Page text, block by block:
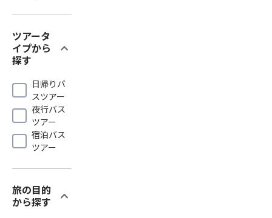
ツアータ
イプから
探す
expand_more
日帰りバ
スツアー
夜行バス
ツアー
宿泊バス
ツアー
旅の目的
から探す
expand_more